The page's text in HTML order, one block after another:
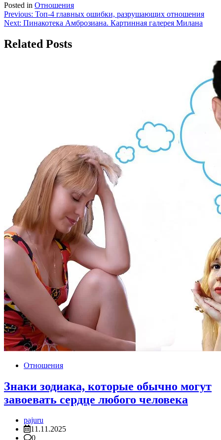
Posted in Отношения
Навигация
по
записям
Previous: Топ-4 главных ошибки, разрушающих отношения
Next: Пинакотека Амброзиана. Картинная галерея Милана
Related Posts
Отношения
Знаки зодиака, которые обычно могут
завоевать сердце любого человека
pajuru
11.11.2025
0